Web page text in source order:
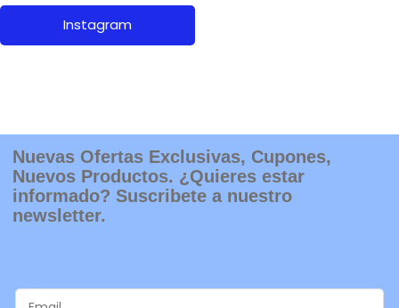
Instagram
Nuevas Ofertas Exclusivas, Cupones,
Nuevos Productos. ¿Quieres estar
informado? Suscribete a nuestro
newsletter.